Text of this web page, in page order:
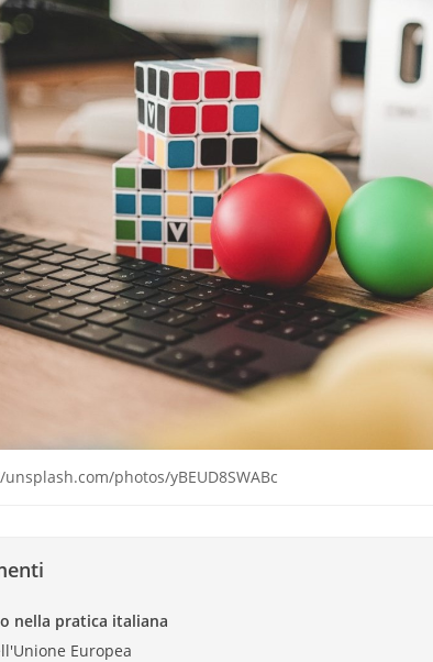
photos/yBEUD8SWABc
nella pratica italiana
Europea